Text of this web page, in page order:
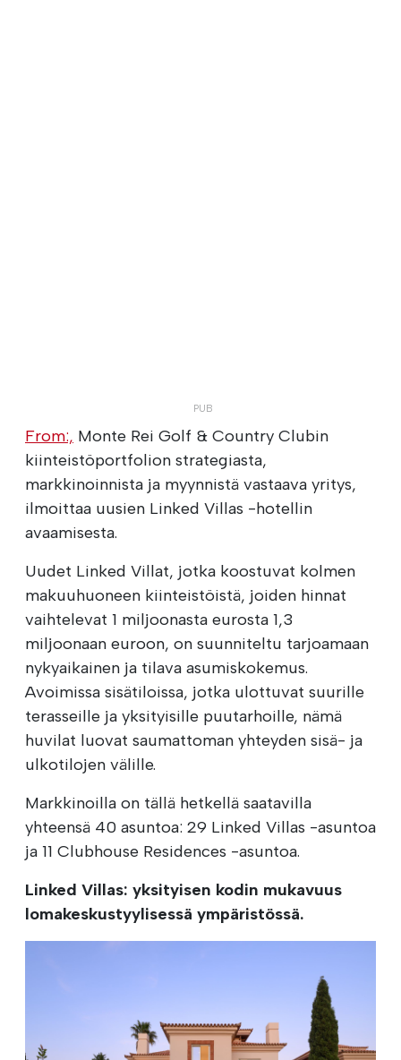
From:, Monte Rei Golf & Country Clubin
kiinteistöportfolion strategiasta,
markkinoinnista ja myynnistä vastaava yritys,
ilmoittaa uusien Linked Villas -hotellin
avaamisesta.
Uudet Linked Villat, jotka koostuvat kolmen
makuuhuoneen kiinteistöistä, joiden hinnat
vaihtelevat 1 miljoonasta eurosta 1,3
miljoonaan euroon, on suunniteltu tarjoamaan
nykyaikainen ja tilava asumiskokemus.
Avoimissa sisätiloissa, jotka ulottuvat suurille
terasseille ja yksityisille puutarhoille, nämä
huvilat luovat saumattoman yhteyden sisä- ja
ulkotilojen välille.
Markkinoilla on tällä hetkellä saatavilla
yhteensä 40 asuntoa: 29 Linked Villas -asuntoa
ja 11 Clubhouse Residences -asuntoa.
Linked Villas: yksityisen kodin mukavuus
lomakeskustyylisessä ympäristössä.